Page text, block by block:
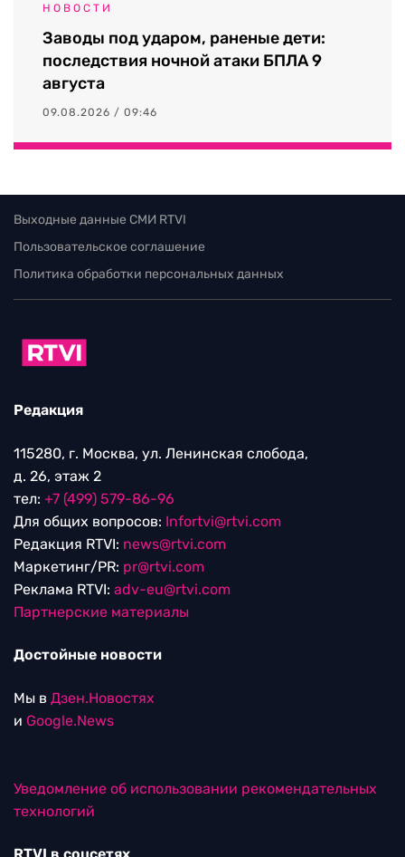
НОВОСТИ
Заводы под ударом, раненые дети:
последствия ночной атаки БПЛА 9
августа
09.08.2026 / 09:46
Выходные данные СМИ RTVI
Пользовательское соглашение
Политика обработки персональных данных
Редакция
115280, г. Москва, ул. Ленинская слобода,
д. 26, этаж 2
тел: +7 (499) 579-86-96
Для общих вопросов: Infortvi@rtvi.com
Редакция RTVI: news@rtvi.com
Маркетинг/PR: pr@rtvi.com
Реклама RTVI: adv-eu@rtvi.com
Партнерские материалы
Достойные новости
Мы в Дзен.Новостях
и Google.News
Уведомление об использовании рекомендательных
технологий